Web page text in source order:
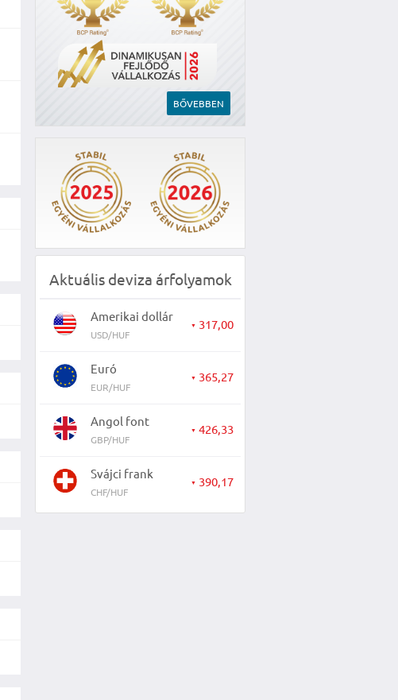
BŐVEBBEN
Aktuális deviza árfolyamok
Amerikai dollár
USD/HUF
▼ 317,00
Euró
EUR/HUF
▼ 365,27
Angol font
GBP/HUF
▼ 426,33
Svájci frank
CHF/HUF
▼ 390,17